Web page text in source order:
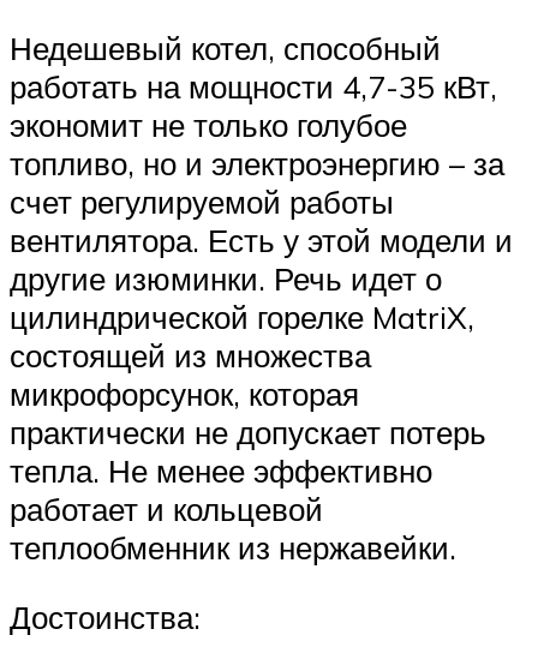
Недешевый котел, способный
работать на мощности 4,7-35 кВт,
экономит не только голубое
топливо, но и электроэнергию – за
счет регулируемой работы
вентилятора. Есть у этой модели и
другие изюминки. Речь идет о
цилиндрической горелке MatriX,
состоящей из множества
микрофорсунок, которая
практически не допускает потерь
тепла. Не менее эффективно
работает и кольцевой
теплообменник из нержавейки.
Достоинства: